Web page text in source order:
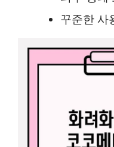
꾸준한 사